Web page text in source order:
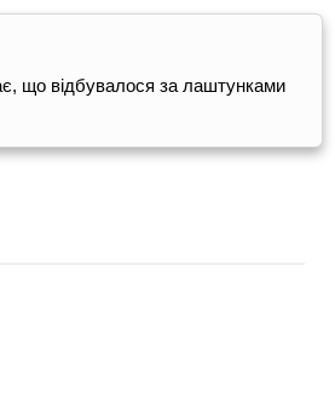
що відбувалося за лаштунками